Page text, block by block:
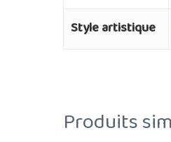
Style artistique
Produits